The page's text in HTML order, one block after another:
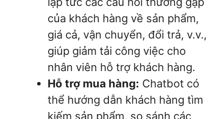
của khách hàng về sản phẩm,
giá cả, vận chuyển, đổi trả, v.v.,
giúp giảm tải công việc cho
nhân viên hỗ trợ khách hàng.
Hỗ trợ mua hàng: Chatbot có
thể hướng dẫn khách hàng tìm
kiếm sản phẩm, so sánh các